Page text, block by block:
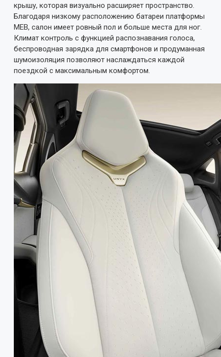
крышу, которая визуально расширяет пространство.
Благодаря низкому расположению батареи платформы
MEB, салон имеет ровный пол и больше места для ног.
Климат контроль с функцией распознавания голоса,
беспроводная зарядка для смартфонов и продуманная
шумоизоляция позволяют наслаждаться каждой
поездкой с максимальным комфортом.